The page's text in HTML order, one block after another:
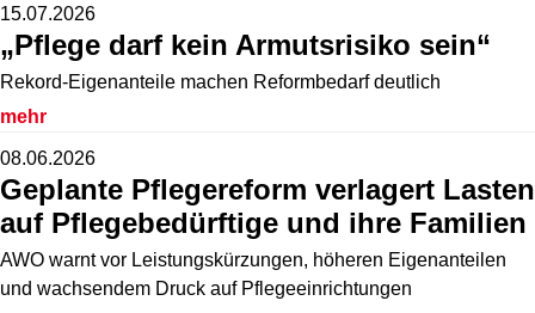
15.07.2026
„Pflege darf kein Armutsrisiko sein“
Rekord-Eigenanteile machen Reformbedarf deutlich
mehr
08.06.2026
Geplante Pflegereform verlagert Lasten
auf Pflegebedürftige und ihre Familien
AWO warnt vor Leistungskürzungen, höheren Eigenanteilen
und wachsendem Druck auf Pflegeeinrichtungen